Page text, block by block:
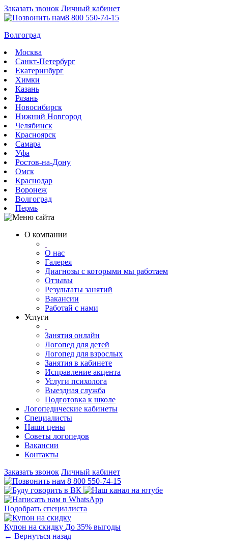
Заказать звонок Личный кабинет
8 800 550-74-15
Волгоград
Москва
Санкт-Петербург
Екатеринбург
Химки
Казань
Рязань
Новосибирск
Нижний Новгород
Челябинск
Красноярск
Самара
Уфа
Ростов-на-Дону
Омск
Краснодар
Воронеж
Волгоград
Пермь
О компании
О нас
Галерея
Диагнозы с которыми мы работаем
Отзывы
Результаты занятий
Вакансии
Работай с нами
Услуги
Занятия онлайн
Логопед для детей
Логопед для взрослых
Занятия в кабинете
Исправление акцента
Услуги психолога
Выездная служба
Подготовка к школе
Логопедические кабинеты
Специалисты
Наши цены
Советы логопедов
Вакансии
Контакты
Заказать звонок Личный кабинет
8 800 550-74-15
Подобрать специалиста
Купон на скидку До 35% выгоды
← Вернуться назад